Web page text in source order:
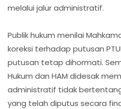
melalui jalur administratif.
Publik hukum menilai
koreksi terhadap putusan
putusan tetap dihormati.
Hukum dan HAM didesak
administratif tidak
yang telah diputus secara